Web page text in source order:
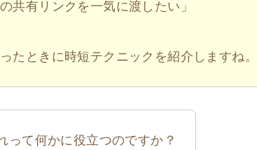
の共有リンクを一気に渡したい」
たときに時短テクニックを紹介しますね。
って何かに役立つのですか？